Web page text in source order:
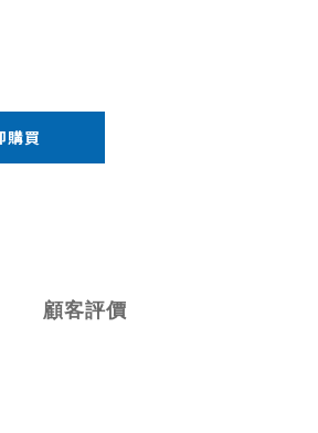
購買
顧客評價